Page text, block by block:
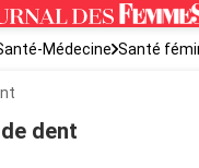
Médecine Santé
dent